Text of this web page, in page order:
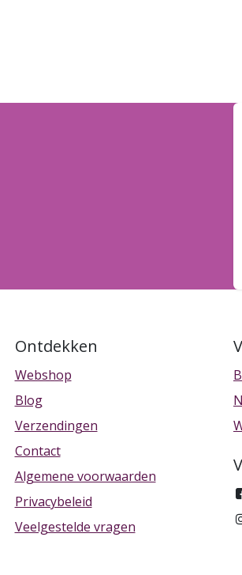
Ontdekken
Webshop
Blog
Verzendingen
Contact
Algemene voorwaarden
Privacybeleid
Veelgestelde vragen